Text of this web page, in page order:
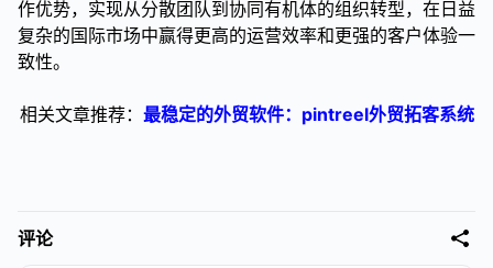
作优势，实现从分散团队到协同有机体的组织转型，在日益
复杂的国际市场中赢得更高的运营效率和更强的客户体验一
致性。
相关文章推荐： 最稳定的外贸软件：pintreel外贸拓客系统
评论